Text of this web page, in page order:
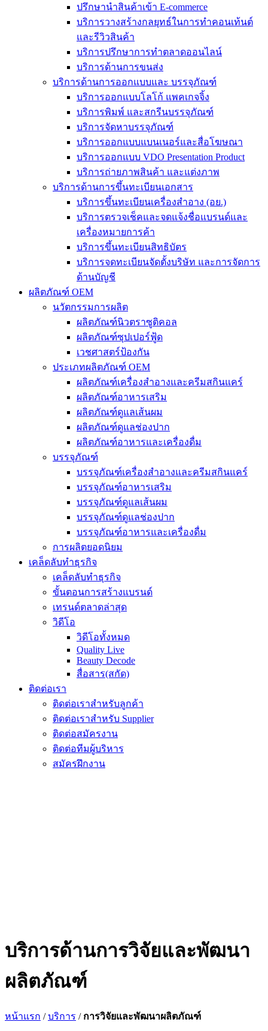
ปรึกษานำสินค้าเข้า E-commerce
บริการวางสร้างกลยุทธ์ในการทำคอนเท้นต์
และรีวิวสินค้า
บริการปรึกษาการทำตลาดออนไลน์
บริการด้านการขนส่ง
บริการด้านการออกแบบและ บรรจุภัณฑ์
บริการออกแบบโลโก้ แพคเกจจิ้ง
บริการพิมพ์ และสกรีนบรรจุภัณฑ์
บริการจัดหาบรรจุภัณฑ์
บริการออกแบบแบนเนอร์และสื่อโฆษณา
บริการออกแบบ VDO Presentation Product
บริการถ่ายภาพสินค้า และแต่งภาพ
บริการด้านการขึ้นทะเบียนเอกสาร
บริการขึ้นทะเบียนเครื่องสำอาง (อย.)
บริการตรวจเช็คและจดแจ้งชื่อแบรนด์และ
เครื่องหมายการค้า
บริการขึ้นทะเบียนสิทธิบัตร
บริการจดทะเบียนจัดตั้งบริษัท และการจัดการ
ด้านบัญชี
ผลิตภัณฑ์ OEM
นวัตกรรมการผลิต
ผลิตภัณฑ์นิวตราซูติคอล
ผลิตภัณฑ์ซุปเปอร์ฟู้ด
เวชศาสตร์ป้องกัน
ประเภทผลิตภัณฑ์ OEM
ผลิตภัณฑ์เครื่องสำอางและครีมสกินแคร์
ผลิตภัณฑ์อาหารเสริม
ผลิตภัณฑ์ดูแลเส้นผม
ผลิตภัณฑ์ดูแลช่องปาก
ผลิตภัณฑ์อาหารและเครื่องดื่ม
บรรจุภัณฑ์
บรรจุภัณฑ์เครื่องสำอางและครีมสกินแคร์
บรรจุภัณฑ์อาหารเสริม
บรรจุภัณฑ์ดูแลเส้นผม
บรรจุภัณฑ์ดูแลช่องปาก
บรรจุภัณฑ์อาหารและเครื่องดื่ม
การผลิตยอดนิยม
เคล็ดลับทำธุรกิจ
เคล็ดลับทำธุรกิจ
ขั้นตอนการสร้างแบรนด์
เทรนด์ตลาดล่าสุด
วิดีโอ
วิดีโอทั้งหมด
Quality Live
Beauty Decode
สื่อสาร(สกัด)
ติดต่อเรา
ติดต่อเราสำหรับลูกค้า
ติดต่อเราสำหรับ Supplier
ติดต่อสมัครงาน
ติดต่อทีมผู้บริหาร
สมัครฝึกงาน
บริการด้านการวิจัยและพัฒนา
ผลิตภัณฑ์
หน้าแรก /บริการ / การวิจัยและพัฒนาผลิตภัณฑ์